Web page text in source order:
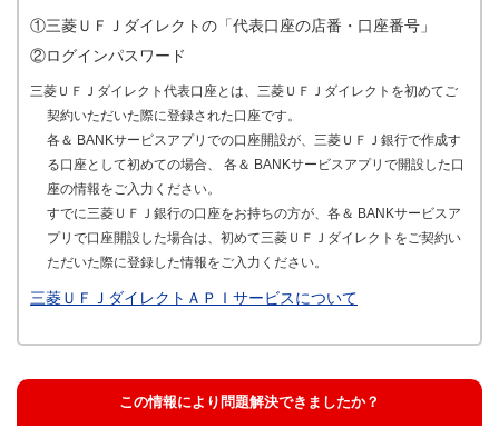
①三菱ＵＦＪダイレクトの「代表口座の店番・口座番号」
②ログインパスワード
三菱ＵＦＪダイレクト代表口座とは、三菱ＵＦＪダイレクトを初めてご
契約いただいた際に登録された口座です。
各＆ BANKサービスアプリでの口座開設が、三菱ＵＦＪ銀行で作成す
る口座として初めての場合、 各＆ BANKサービスアプリで開設した口
座の情報をご入力ください。
すでに三菱ＵＦＪ銀行の口座をお持ちの方が、各＆ BANKサービスア
プリで口座開設した場合は、初めて三菱ＵＦＪダイレクトをご契約い
ただいた際に登録した情報をご入力ください。
三菱ＵＦＪダイレクトＡＰＩサービスについて
この情報により問題解決できましたか？